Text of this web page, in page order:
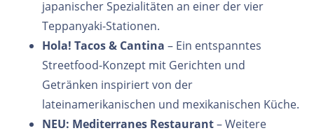
japanischer Spezialitäten an einer der vier
Teppanyaki-Stationen.
Hola! Tacos & Cantina – Ein entspanntes
Streetfood-Konzept mit Gerichten und
Getränken inspiriert von der
lateinamerikanischen und mexikanischen Küche.
NEU: Mediterranes Restaurant– Weitere